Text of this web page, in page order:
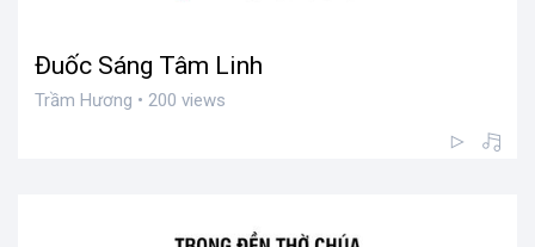
Đuốc Sáng Tâm Linh
Trầm Hương • 200 views